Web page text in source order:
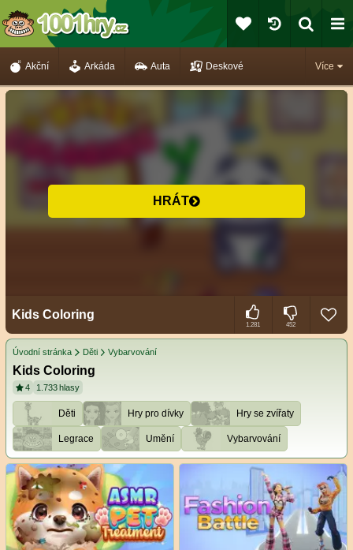
Více
Akční Arkáda Auta Deskové
HRÁT
Kids Coloring
1.281 452
Úvodní stránka Děti Vybarvování
Kids Coloring
4 1.733 hlasy
Děti Hry pro dívky Hry se zvířaty
Legrace Umění Vybarvování